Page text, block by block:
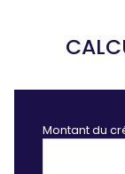
Montant du